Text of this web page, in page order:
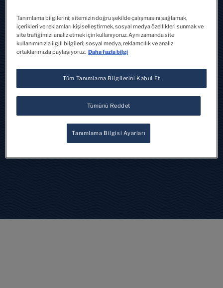
Chinotto Cocktails
Tanımlama bilgilerini; sitemizin doğru şekilde çalışmasını sağlamak,
içerikleri ve reklamları kişiselleştirmek, sosyal medya özellikleri sunmak ve
site trafiğimizi analiz etmek için kullanıyoruz. Aynı zamanda site
kullanımınızla ilgili bilgileri; sosyal medya, reklamcılık ve analiz
ortaklarımızla paylaşıyoruz. Daha fazla bilgi
Tümünü Reddet
Tüm Tanımlama Bilgilerini Kabul Et
Tanımlama Bilgisi Ayarları